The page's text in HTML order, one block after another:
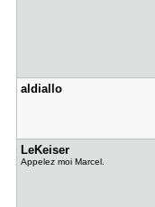
aldiallo
LeKeiser
Appelez moi Marcel.